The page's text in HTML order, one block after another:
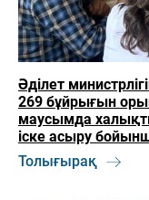
Әділет
269 бұйрығын
маусымда
іске асыру
Толығырақ